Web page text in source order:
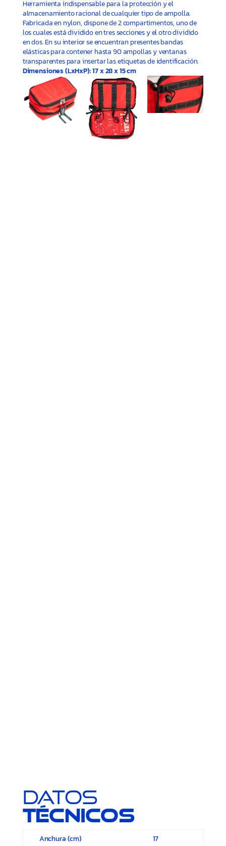
Herramienta indispensable para la protección y el
almacenamiento racional de cualquier tipo de ampolla.
Fabricada en nylon, dispone de 2 compartimentos, uno de
los cuales está dividido en tres secciones y el otro dividido
en dos. En su interior se encuentran presentes bandas
elásticas para contener hasta 90 ampollas y ventanas
transparentes para insertar las etiquetas de identificación.
Dimensiones (LxHxP): 17 x 28 x 15 cm
Datos
técnicos
Anchura (cm)
17